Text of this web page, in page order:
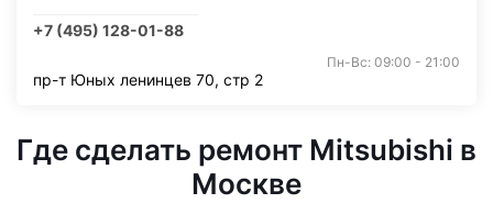
+7 (495) 128-01-88
Пн-Вс: 09:00 - 21:00
пр-т Юных ленинцев 70, стр 2
Где сделать ремонт Mitsubishi в
Москве